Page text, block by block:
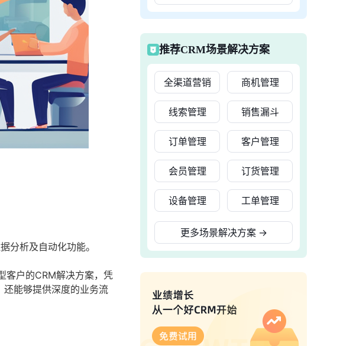
分析及自动化功能。
客户的CRM解决方案，凭
能够提供深度的业务流
推荐CRM场景解决方案
全渠道营销 商机管理
线索管理 销售漏斗
订单管理 客户管理
会员管理 订货管理
设备管理 工单管理
更多场景解决方案 →